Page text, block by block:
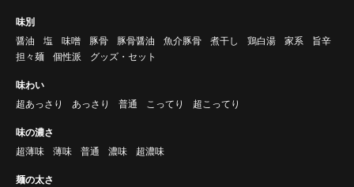
味別
醤油
塩 味噌 豚骨 豚骨醤油 魚介豚骨 煮干し 鶏白湯 家系
旨辛
担々麺
個性派 グッズ・セット
味わい
超あっさり
あっさり 普通 こってり 超こってり
味の濃さ
超薄味
薄味 普通 濃味 超濃味
麺の太さ